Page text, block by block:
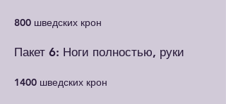
800 шведских крон
Пакет 6: Ноги полностью, руки
1400 шведских крон